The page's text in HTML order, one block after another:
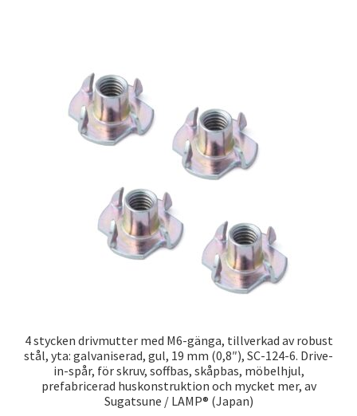
4 stycken drivmutter med M6-gänga, tillverkad av robust
stål, yta: galvaniserad, gul, 19 mm (0,8″), SC-124-6. Drive-
in-spår, för skruv, soffbas, skåpbas, möbelhjul,
prefabricerad huskonstruktion och mycket mer, av
Sugatsune / LAMP® (Japan)